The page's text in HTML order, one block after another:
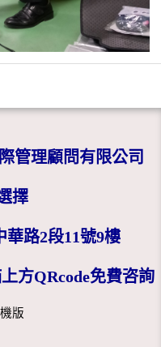
管理顧問有限公司
擇
路2段11號9樓
方QRcode免費咨詢
版